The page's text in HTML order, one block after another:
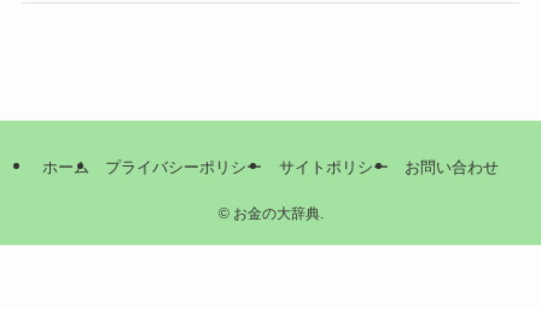
ホーム プライバシーポリシー サイトポリシー お問い合わせ
©お金の大辞典.